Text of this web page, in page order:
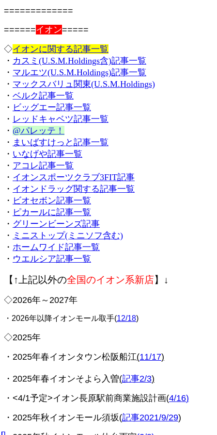
=============
======イオン=====
◇イオンに関する記事一覧
・ カスミ(U.S.M.Holdings含)記事一覧
・ マルエツ(U.S.M.Holdings)記事一覧
・ マックスバリュ関東(U.S.M.Holdings)
・ ベルク記事一覧
・ ビッグエー記事一覧
・ レッドキャベツ記事一覧
・ @パレッテ！
・ まいばすけっと記事一覧
・ いなげや記事一覧
・ アコレ記事一覧
・ イオンスポーツクラブ3FIT記事
・ イオンドラッグ関する記事一覧
・ ビオセボン記事一覧
・ ピカールに記事一覧
・ グリーンビーンズ記事
・ ミニストップ(ミニソフ含む)
・ ホームワイド記事一覧
・ ウエルシア記事一覧
【↑上記以外の全国のイオン系新店】↓
◇2026年～2027年
・2026年以降イオンモール取手(12/18)
◇2025年
・2025年春イオンタウン松阪船江(11/17)
・2025年春イオンそよら入曽(記事2/3)
・<4/1予定>イオン長原駅前商業施設計画(4/16)
・2025年秋イオンモール須坂(記事2021/9/29)